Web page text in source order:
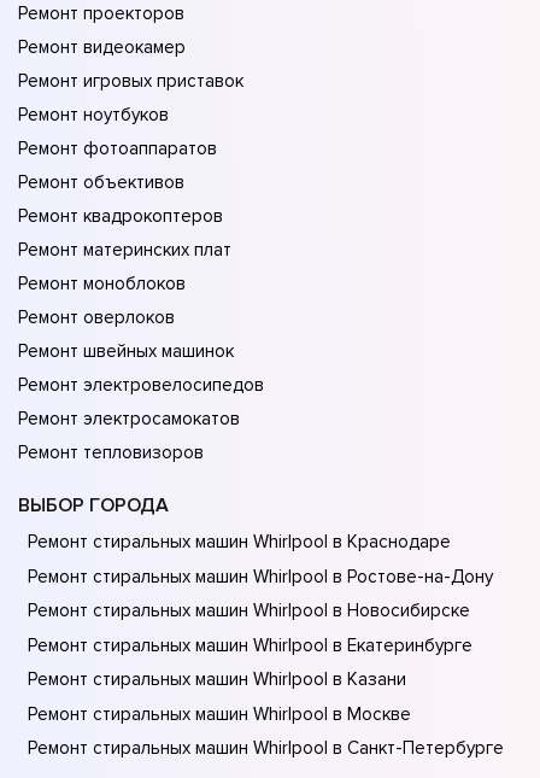
Ремонт проекторов
Ремонт видеокамер
Ремонт игровых приставок
Ремонт ноутбуков
Ремонт фотоаппаратов
Ремонт объективов
Ремонт квадрокоптеров
Ремонт материнских плат
Ремонт моноблоков
Ремонт оверлоков
Ремонт швейных машинок
Ремонт электровелосипедов
Ремонт электросамокатов
Ремонт тепловизоров
ВЫБОР ГОРОДА
Ремонт стиральных машин Whirlpool в Краснодаре
Ремонт стиральных машин Whirlpool в Ростове-на-Донy
Ремонт стиральных машин Whirlpool в Новосибирске
Ремонт стиральных машин Whirlpool в Екатеринбурге
Ремонт стиральных машин Whirlpool в Казани
Ремонт стиральных машин Whirlpool в Москве
Ремонт стиральных машин Whirlpool в Санкт-Петербурге